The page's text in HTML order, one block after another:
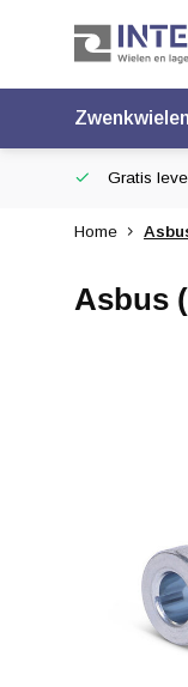
Gratis
Home
Asbus